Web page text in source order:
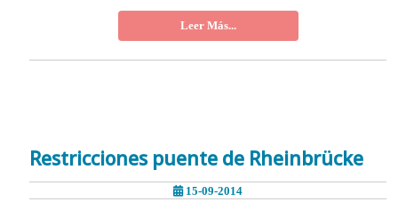
Leer Más...
Restricciones puente de Rheinbrücke
15-09-2014